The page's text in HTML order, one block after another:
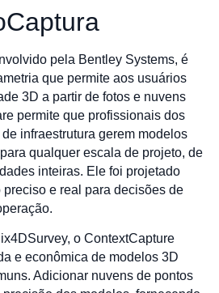
pela Bentley Systems, é
que permite aos usuários
3D a partir de fotos e nuvens
permite que profissionais dos
infraestrutura gerem modelos
qualquer escala de projeto, de
inteiras. Ele foi projetado
preciso e real para decisões de
o ContextCapture
e econômica de modelos 3D
Adicionar nuvens de pontos